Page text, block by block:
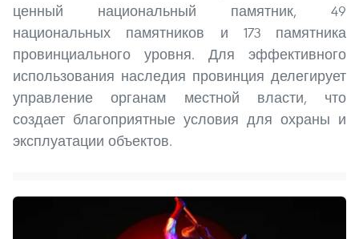
ценный национальный памятник, 49
национальных памятников и 173 памятника
провинциального уровня. Для эффективного
использования наследия провинция делегирует
управление органам местной власти, что
создает благоприятные условия для охраны и
эксплуатации объектов.